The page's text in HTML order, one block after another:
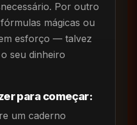
Por outro
mágicas ou
esforço — talvez
seu dinheiro
para começar:
um caderno